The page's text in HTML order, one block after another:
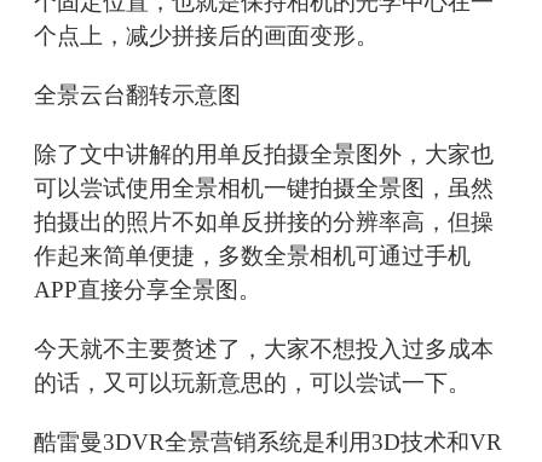
个点上，减少拼接后的画面变形。
全景云台翻转示意图
除了文中讲解的用单反拍摄全景图外，大家也
可以尝试使用全景相机一键拍摄全景图，虽然
拍摄出的照片不如单反拼接的分辨率高，但操
作起来简单便捷，多数全景相机可通过手机
APP直接分享全景图。
今天就不主要赘述了，大家不想投入过多成本
的话，又可以玩新意思的，可以尝试一下。
酷雷曼3DVR全景营销系统是利用3D技术和VR